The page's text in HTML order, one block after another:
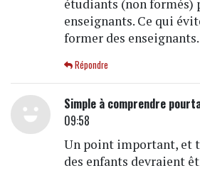
étudiants (non formés)
enseignants. Ce qui
former des enseignants.
Répondre
Simple à comprendre
09:58
Un point important, et
des enfants devraient